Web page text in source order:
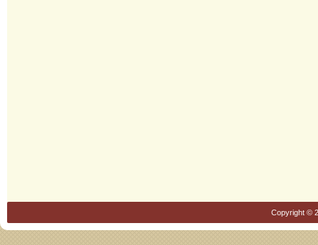
Copyright ©